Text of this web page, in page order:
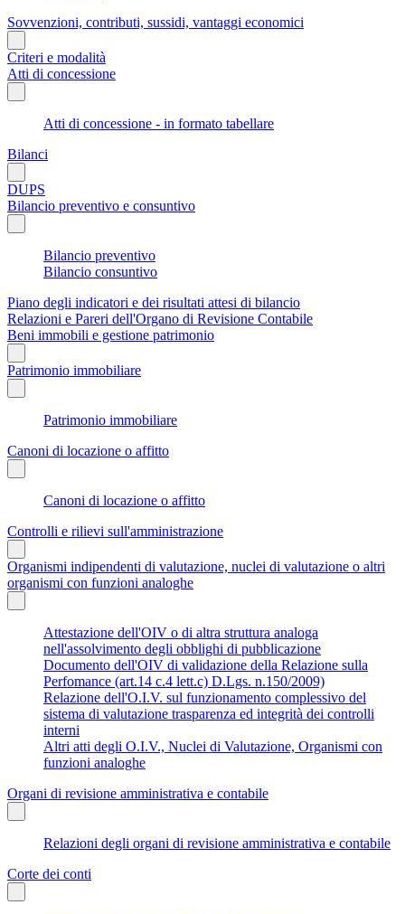
Sovvenzioni, contributi, sussidi, vantaggi economici
Criteri e modalità
Atti di concessione
Atti di concessione - in formato tabellare
Bilanci
DUPS
Bilancio preventivo e consuntivo
Bilancio preventivo
Bilancio consuntivo
Piano degli indicatori e dei risultati attesi di bilancio
Relazioni e Pareri dell'Organo di Revisione Contabile
Beni immobili e gestione patrimonio
Patrimonio immobiliare
Patrimonio immobiliare
Canoni di locazione o affitto
Canoni di locazione o affitto
Controlli e rilievi sull'amministrazione
Organismi indipendenti di valutazione, nuclei di valutazione o altri
organismi con funzioni analoghe
Attestazione dell'OIV o di altra struttura analoga
nell'assolvimento degli obblighi di pubblicazione
Documento dell'OIV di validazione della Relazione sulla
Perfomance (art.14 c.4 lett.c) D.Lgs. n.150/2009)
Relazione dell'O.I.V. sul funzionamento complessivo del
sistema di valutazione trasparenza ed integrità dei controlli
interni
Altri atti degli O.I.V., Nuclei di Valutazione, Organismi con
funzioni analoghe
Organi di revisione amministrativa e contabile
Relazioni degli organi di revisione amministrativa e contabile
Corte dei conti